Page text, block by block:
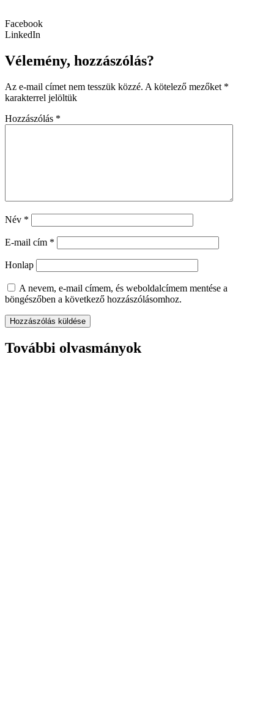
Facebook
LinkedIn
Vélemény, hozzászólás?
Az e-mail címet nem tesszük közzé. A kötelező mezőket *
karakterrel jelöltük
Hozzászólás *
Név *
E-mail cím *
Honlap
A nevem, e-mail címem, és weboldalcímem mentése a
böngészőben a következő hozzászólásomhoz.
További olvasmányok